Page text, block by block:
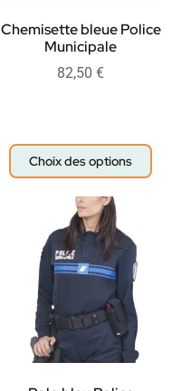
Chemisette bleue Police
Municipale
82,50 €
Choix des options